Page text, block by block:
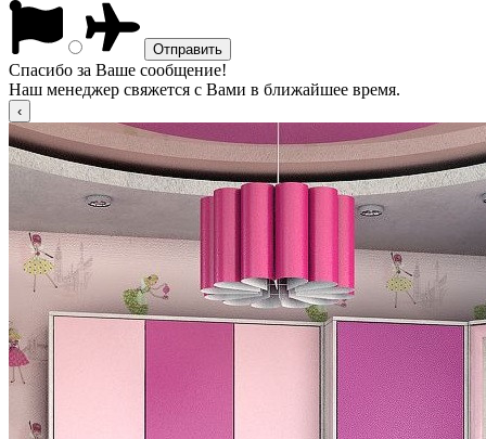
Спасибо за Ваше сообщение!
Наш менеджер свяжется с Вами в ближайшее время.